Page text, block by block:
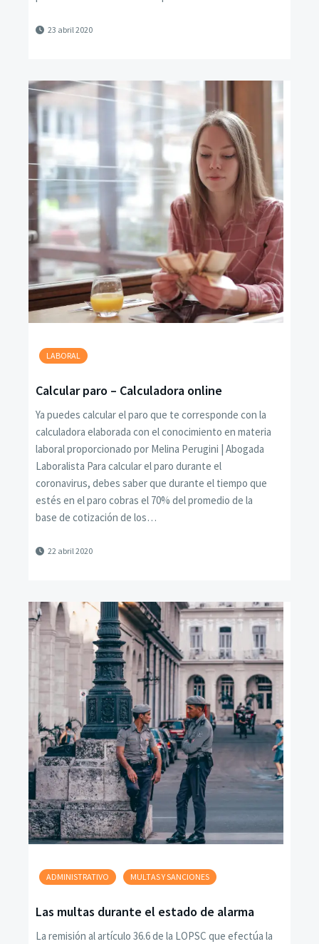
23 abril 2020
LABORAL
Calcular paro – Calculadora online
Ya puedes calcular el paro que te corresponde con la
calculadora elaborada con el conocimiento en materia
laboral proporcionado por Melina Perugini | Abogada
Laboralista Para calcular el paro durante el
coronavirus, debes saber que durante el tiempo que
estés en el paro cobras el 70% del promedio de la
base de cotización de los…
22 abril 2020
ADMINISTRATIVO MULTAS Y SANCIONES
Las multas durante el estado de alarma
La remisión al artículo 36.6 de la LOPSC que efectúa la